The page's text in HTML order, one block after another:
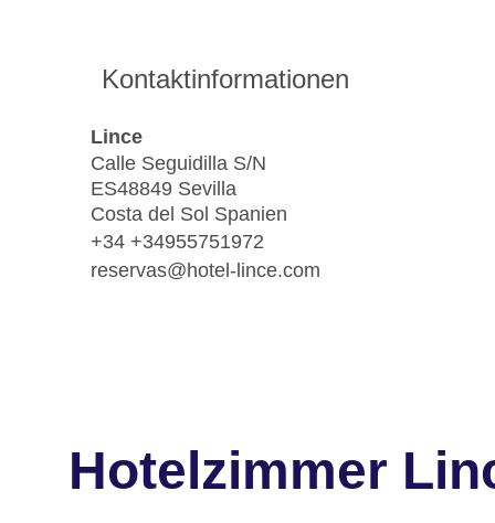
Kontaktinformationen
Lince
Calle Seguidilla S/N
ES48849 Sevilla
Costa del Sol Spanien
+34 +34955751972
reservas@hotel-lince.com
Hotelzimmer